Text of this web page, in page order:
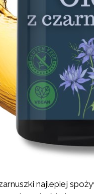
najlepiej